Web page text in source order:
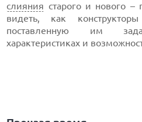
слияния старого и нового –
видеть, как
поставленную им
характеристиках и